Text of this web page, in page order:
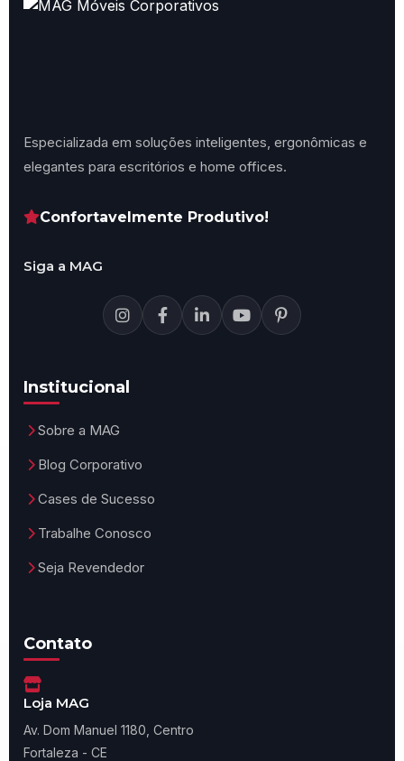
Especializada em soluções inteligentes, ergonômicas e
elegantes para escritórios e home offices.
Confortavelmente Produtivo!
Siga a MAG
Institucional
Sobre a MAG
Blog Corporativo
Cases de Sucesso
Trabalhe Conosco
Seja Revendedor
Contato
Loja MAG
Av. Dom Manuel 1180, Centro
Fortaleza - CE